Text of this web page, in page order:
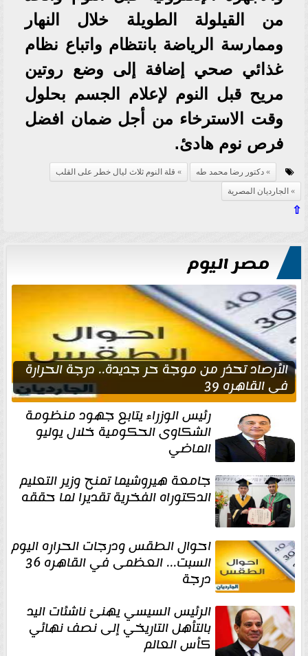
من القيلولة الطويلة خلال النهار
وممارسة الرياضة بانتظام واتباع نظام
غذائي صحي إضافة إلى وضع روتين
مريح قبل النوم لإعلام الجسم بحلول
وقت الاسترخاء من أجل ضمان افضل
فرص نوم هادئ.
دكتور رضا محمد طه
قلة النوم ثلاث ليال خطر على القلب
الجارديان المصرية
⇧
مصر اليوم
الأرصاد تحذر من موجة حر جديدة.. درجة الحرارة
في القاهره 39
رئيس الوزراء يتابع جهود منظومة
الشكاوى الحكومية خلال يوليو
الماضي
جامعة هيروشيما تمنح وزير التعليم
الدكتوراه الفخرية تقديرا لما حققه
احوال الطقس ودرجات الحراره اليوم
السبت... العظمى في القاهره 36
درجة
الرئيس السيسي يهنئ ناشئات اليد
بالتأهل التاريخي إلى نصف نهائي
كأس العالم